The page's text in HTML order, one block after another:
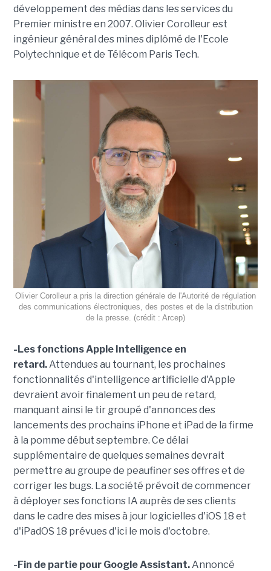
développement des médias dans les services du
Premier ministre en 2007. Olivier Corolleur est
ingénieur général des mines diplômé de l'Ecole
Polytechnique et de Télécom Paris Tech.
Olivier Corolleur a pris la direction générale de l'Autorité de régulation
des communications électroniques, des postes et de la distribution
de la presse. (crédit : Arcep)
-Les fonctions Apple Intelligence en
retard.Attendues au tournant, les prochaines
fonctionnalités d'intelligence artificielle d'Apple
devraient avoir finalement un peu de retard,
manquant ainsi le tir groupé d'annonces des
lancements des prochains iPhone et iPad de la firme
à la pomme début septembre. Ce délai
supplémentaire de quelques semaines devrait
permettre au groupe de peaufiner ses offres et de
corriger les bugs. La société prévoit de commencer
à déployer ses fonctions IA auprès de ses clients
dans le cadre des mises à jour logicielles d'iOS 18 et
d'iPadOS 18 prévues d'ici le mois d'octobre.
-Fin de partie pour Google Assistant.Annoncé